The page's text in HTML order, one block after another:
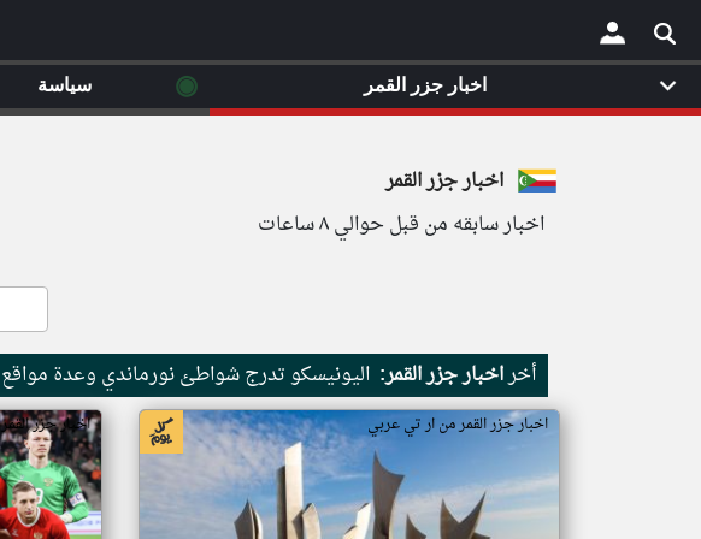
×
اخبار جزر القمر
اخبار سابقه من قبل حوالي ٨ ساعات
أخراخبار جزر القمر: اليونيسكو تدرج شواطئ نورماندي وعدة
اخبار جزر القمر من ار تي عربي اخبار جزر
اخبار جزر القمر ◉ سياسة